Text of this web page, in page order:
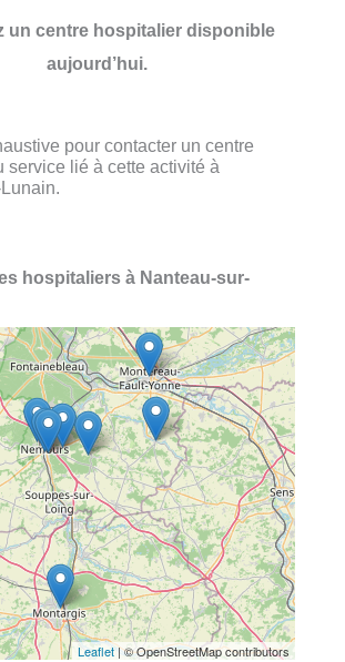
un centre hospitalier disponible
aujourd’hui.
pour contacter un centre
service lié à cette activité à
hospitaliers à Nanteau-sur-
Leaflet| © OpenStreetMap contributors